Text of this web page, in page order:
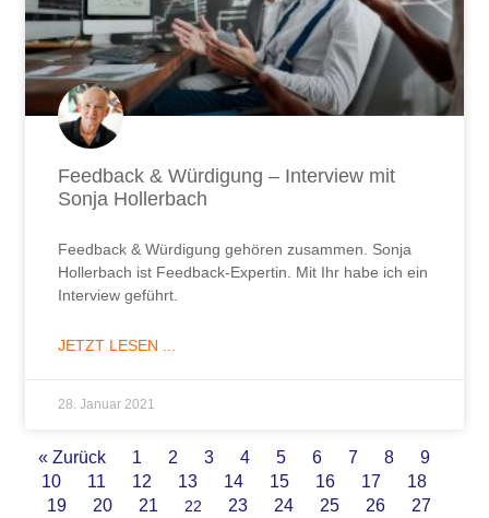
Feedback & Würdigung – Interview mit
Sonja Hollerbach
Feedback & Würdigung gehören zusammen. Sonja
Hollerbach ist Feedback-Expertin. Mit Ihr habe ich ein
Interview geführt.
JETZT LESEN ...
28. Januar 2021
« Zurück 1 2 3 4 5 6 7 8
9
10
11 12 13 14 15 16 17
18
19
20 21 22 23 24 25 26
27